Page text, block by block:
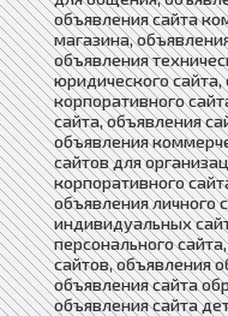
объявления сайта
магазина,
объявления
юридического
корпоративного
сайта, объявления
объявления
сайтов для
корпоративного
объявления личного
индивидуальных
персонального
сайтов, объявления
объявления сайта
объявления сайта